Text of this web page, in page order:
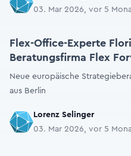
03. Mar 2026, vor 5
Flex-Office-Experte
Beratungsfirma Flex
Neue europäische
aus Berlin
Lorenz Selinger
03. Mar 2026, vor 5